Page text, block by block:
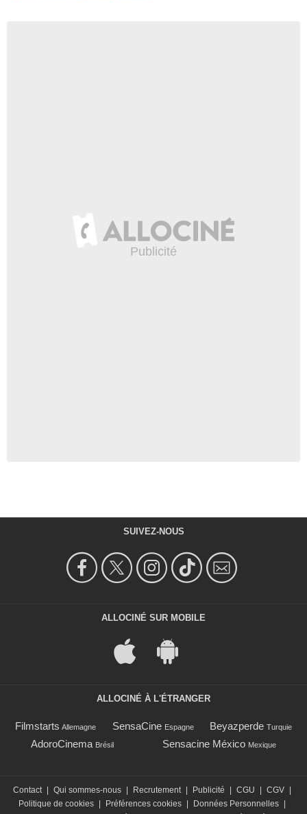
SUIVEZ-NOUS
ALLOCINÉ SUR MOBILE
ALLOCINÉ À L'ÉTRANGER
Filmstarts Allemagne SensaCine Espagne Beyazperde Turquie
AdoroCinema Brésil Sensacine México Mexique
Contact Qui sommes-nous Recrutement Publicité CGU CGV
Politique de cookies
Préférences cookies Données Personnelles